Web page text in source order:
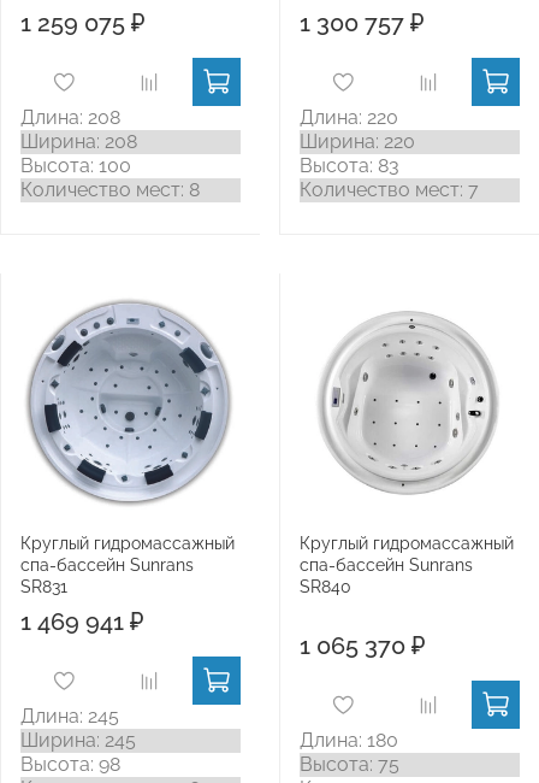
Длина: 208
Ширина: 208
Высота: 100
Количество мест: 8
1 259 075 ₽
Длина: 220
Ширина: 220
Высота: 83
Количество мест: 7
1 300 757 ₽
Круглый гидромассажный
спа-бассейн Sunrans
SR831
Длина: 245
Ширина: 245
Высота: 98
1 469 941 ₽
Круглый гидромассажный
спа-бассейн Sunrans
SR840
Длина: 180
Высота: 75
1 065 370 ₽